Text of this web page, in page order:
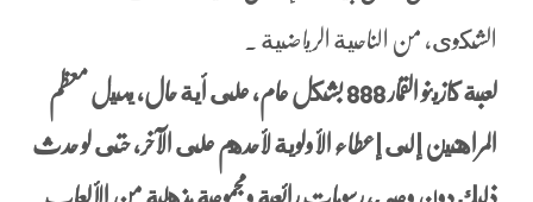
الشكوى، من الناحية الرياضية .
لعبة كازينو القمار 888 بشكل عام, على أية حال, يميل معظم
المراهنين إلى إعطاء الأولوية لأحدهم على الآخر, حتى لو حدث
ذلك دون وعي، رسومات رائعة ومجموعة مذهلة من الألعاب